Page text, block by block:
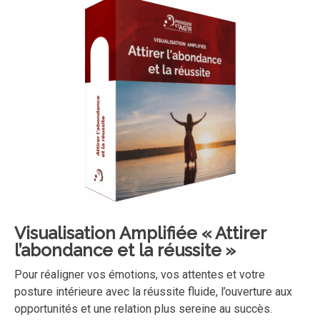
Visualisation Amplifiée « Attirer
l’abondance et la réussite »
Pour réaligner vos émotions, vos attentes et votre
posture intérieure avec la réussite fluide, l’ouverture aux
opportunités et une relation plus sereine au succès.